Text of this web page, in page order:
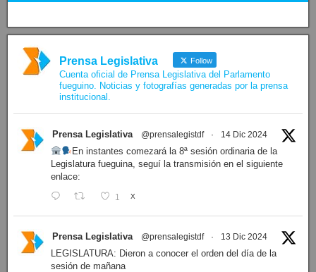
Prensa Legislativa Follow
Cuenta oficial de Prensa Legislativa del Parlamento
fueguino. Noticias y fotografías generadas por la prensa
institucional.
Prensa Legislativa @prensalegistdf · 14 Dic 2024
En instantes comezará la 8ª sesión ordinaria de la
Legislatura fueguina, seguí la transmisión en el siguiente
enlace:
1 X
Prensa Legislativa @prensalegistdf · 13 Dic 2024
LEGISLATURA: Dieron a conocer el orden del día de la
sesión de mañana